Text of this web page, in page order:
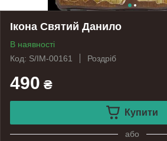
Ікона Святий Данило
В наявності
Код: S/IM-00161
Роздріб
490 ₴
Купити
або